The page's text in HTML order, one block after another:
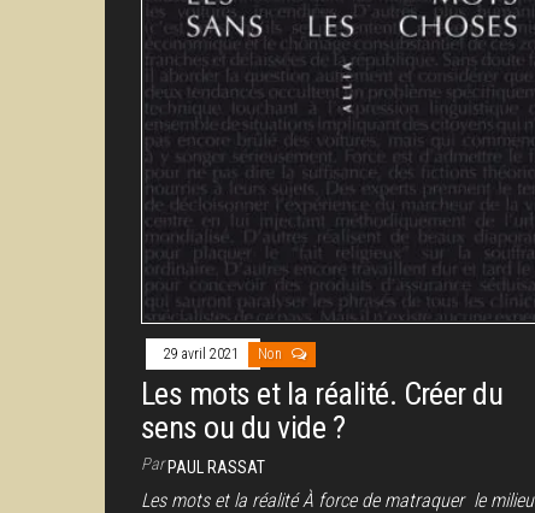
29 avril 2021 Non
Les mots et la réalité. Créer du
sens ou du vide ?
ParPAUL RASSAT
Les mots et la réalité À force de matraquer le milieu